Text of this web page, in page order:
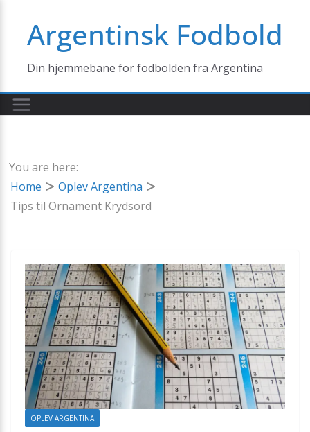
contentArgentinsk Fodbold
Din hjemmebane for fodbolden fra Argentina
You are here:
Home
Oplev Argentina
Tips til Ornament Krydsord
OPLEV ARGENTINA